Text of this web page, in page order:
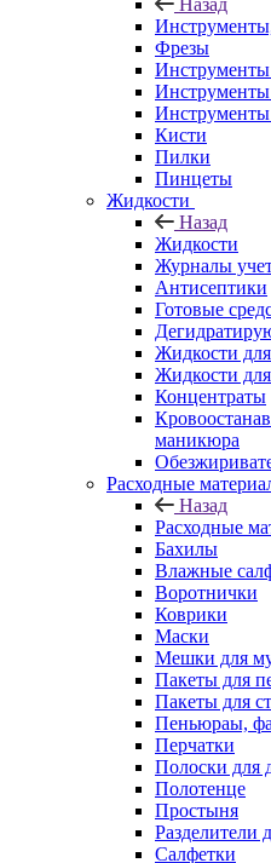
Назад
Фрезы
Инструменты
Кисти
Пилки
Пинцеты
Жидкости
Назад
Жидкости
Журналы
Антисептики
Готовые
Жидкости
Жидкости для
Концентраты
маникюра
Расходные
Назад
Расходные
Бахилы
Влажные
Воротнички
Коврики
Маски
Мешки для
Пакеты для
Пакеты для
Пеньюраы,
Перчатки
Полоски для
Полотенце
Простыня
Разделители
Салфетки